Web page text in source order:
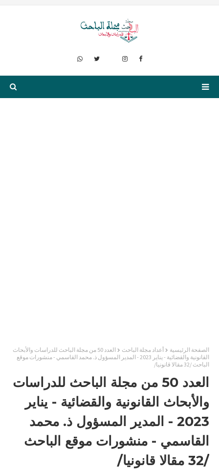
الصفحة الرئيسية أعداد مجلة الباحث
العدد 50 من مجلة الباحث للدراسات والأبحاث
القانونية والقضائية - يناير 2023 - المدير المسؤول ذ. محمد القاسمي - منشورات موقع
الباحث /32 مقالا قانونيا/
العدد 50 من مجلة الباحث للدراسات
والأبحاث القانونية والقضائية - يناير
2023 - المدير المسؤول ذ. محمد
القاسمي - منشورات موقع الباحث
/32 مقالا قانونيا/